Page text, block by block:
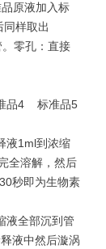
原液加入标
取出
零孔：直接
4 标准品5
液1ml到浓缩
全溶解，然后
秒即为生物素
液全部沉到管
液中然后漩涡